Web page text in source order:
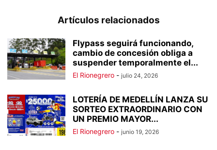
Artículos relacionados
Flypass seguirá funcionando,
cambio de concesión obliga a
suspender temporalmente el...
El Rionegrero - julio 24, 2026
LOTERÍA DE MEDELLÍN LANZA SU
SORTEO EXTRAORDINARIO CON
UN PREMIO MAYOR...
El Rionegrero - junio 19, 2026